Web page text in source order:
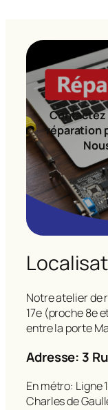
Contactez
réparation
Notre atelier de
17e (proche 8e
entre la porte
Adresse: 3
En métro: Ligne
Charles de